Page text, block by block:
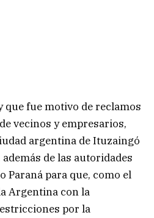
que fue motivo de reclamos
vecinos y empresarios,
argentina de Ituzaingó
de las autoridades
Paraná para que, como el
Argentina con la
por la